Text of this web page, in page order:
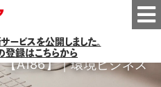
ービスを公開しました。
登録はこちらから
A186】｜環境ビジネス